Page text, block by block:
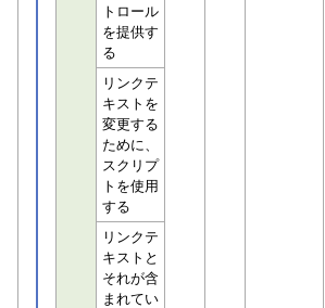
トロール
を提供す
る
リンクテ
キストを
変更する
ために、
スクリプ
トを使用
する
リンクテ
キストと
それが含
まれてい